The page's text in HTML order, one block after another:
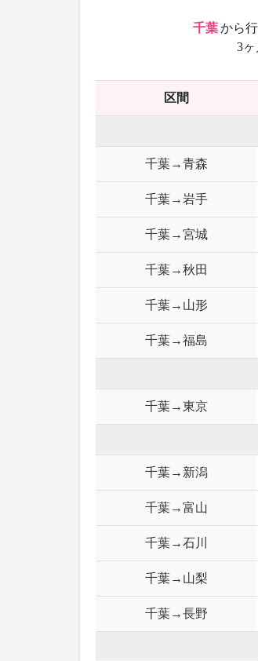
千葉から
3
区間
千葉→青森
千葉→岩手
千葉→宮城
千葉→秋田
千葉→山形
千葉→福島
千葉→東京
千葉→新潟
千葉→富山
千葉→石川
千葉→山梨
千葉→長野